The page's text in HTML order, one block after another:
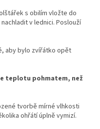
s obilím vložte do
v lednici. Poslouží
aby bylo zvířátko opět
teplotu pohmatem, než
tvorbě mírné vlhkosti
ohřátí úplně vymizí.